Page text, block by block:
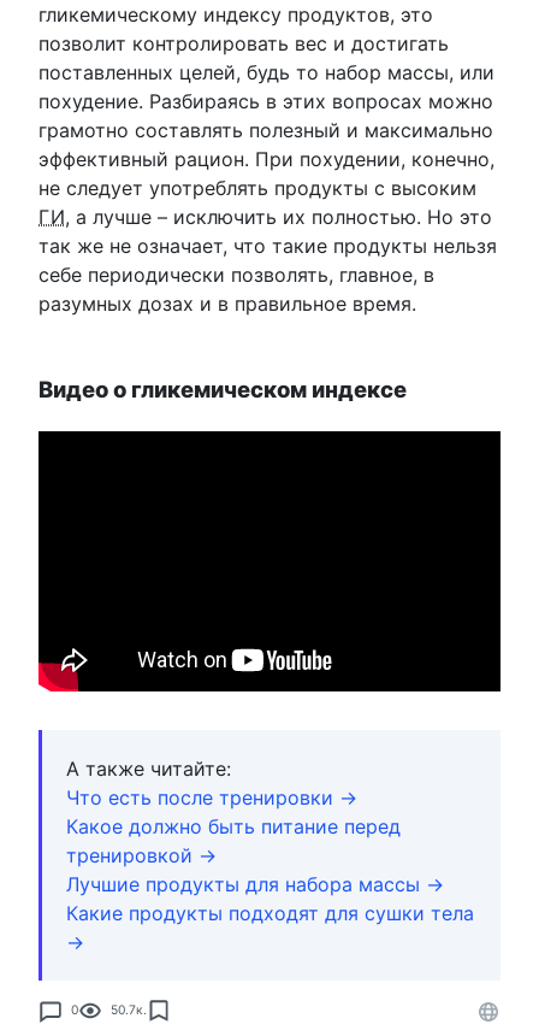
гликемическому индексу продуктов, это
позволит контролировать вес и достигать
поставленных целей, будь то набор массы, или
похудение. Разбираясь в этих вопросах можно
грамотно составлять полезный и максимально
эффективный рацион. При похудении, конечно,
не следует употреблять продукты с высоким
ГИ, а лучше – исключить их полностью. Но это
так же не означает, что такие продукты нельзя
себе периодически позволять, главное, в
разумных дозах и в правильное время.
Видео о гликемическом индексе
А также читайте:
Что есть после тренировки →
Какое должно быть питание перед
тренировкой →
Лучшие продукты для набора массы →
Какие продукты подходят для сушки тела
→
0 50.7к.